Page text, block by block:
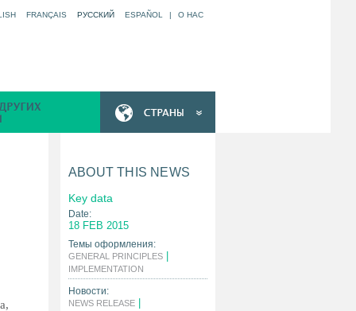
FRANÇAIS РУССКИЙ ESPAÑOL | O НАС
ABOUT THIS NEWS
Key data
Date:
18 FEB 2015
Темы оформления:
GENERAL PRINCIPLES
IMPLEMENTATION
Новости:
NEWS RELEASE